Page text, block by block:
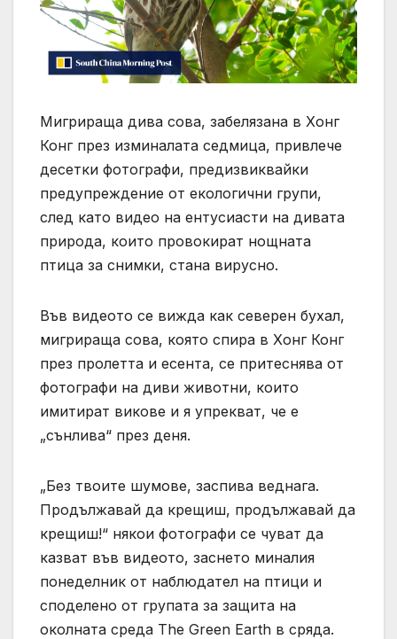
Мигрираща дива сова, забелязана в Хонг
Конг през изминалата седмица, привлече
десетки фотографи, предизвиквайки
предупреждение от екологични групи,
след като видео на ентусиасти на дивата
природа, които провокират нощната
птица за снимки, стана вирусно.
Във видеото се вижда как северен бухал,
мигрираща сова, която спира в Хонг Конг
през пролетта и есента, се притеснява от
фотографи на диви животни, които
имитират викове и я упрекват, че е
„сънлива“ през деня.
„Без твоите шумове, заспива веднага.
Продължавай да крещиш, продължавай да
крещиш!“ някои фотографи се чуват да
казват във видеото, заснето миналия
понеделник от наблюдател на птици и
споделено от групата за защита на
околната среда The Green Earth в сряда.